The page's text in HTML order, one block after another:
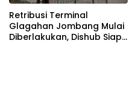
Retribusi Terminal
Glagahan Jombang Mulai
Diberlakukan, Dishub Siap